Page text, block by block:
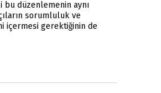
bu düzenlemenin aynı
sorumluluk ve
içermesi gerektiğinin de